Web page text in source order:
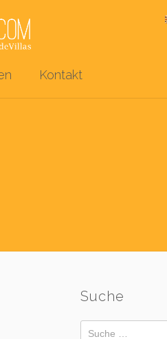
Kontakt
Suche